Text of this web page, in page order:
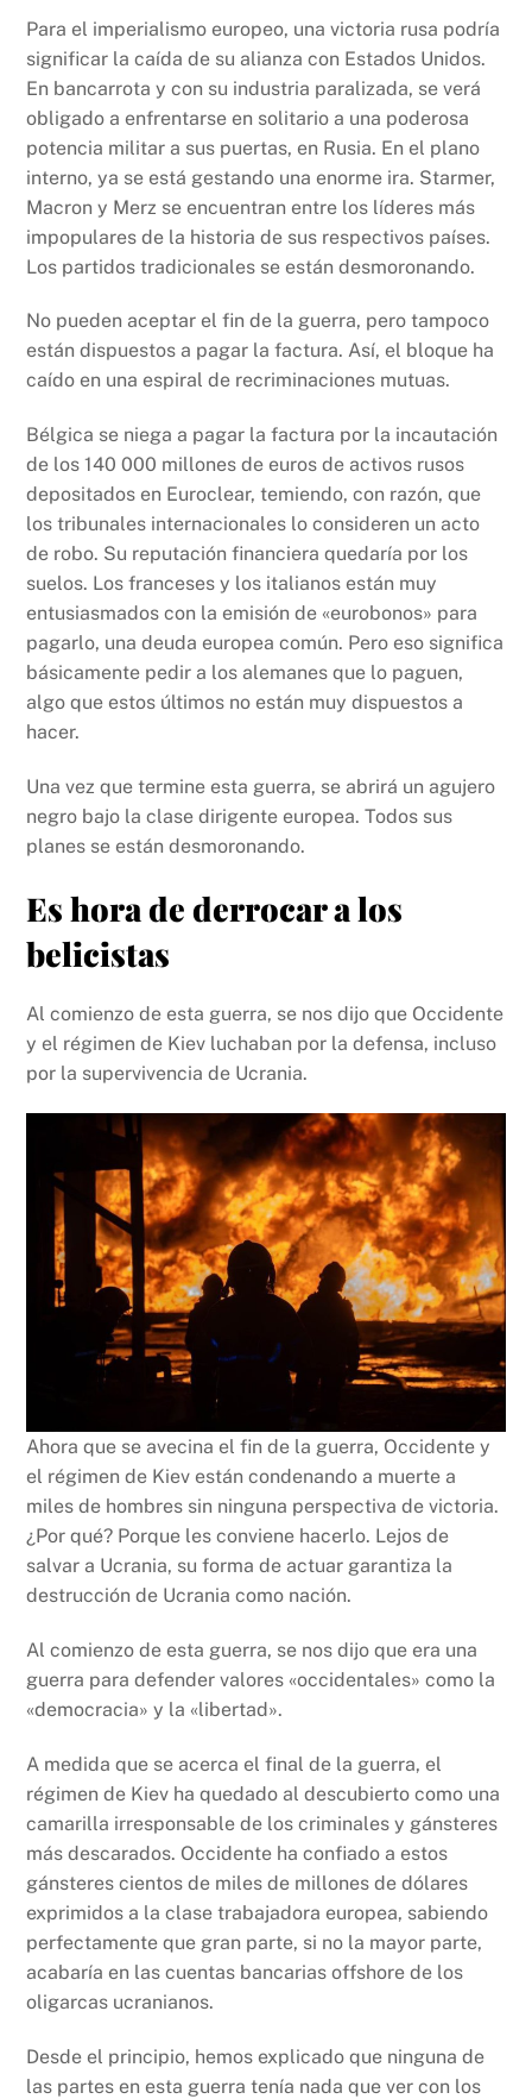
Para el imperialismo europeo, una victoria rusa podría
significar la caída de su alianza con Estados Unidos.
En bancarrota y con su industria paralizada, se verá
obligado a enfrentarse en solitario a una poderosa
potencia militar a sus puertas, en Rusia. En el plano
interno, ya se está gestando una enorme ira. Starmer,
Macron y Merz se encuentran entre los líderes más
impopulares de la historia de sus respectivos países.
Los partidos tradicionales se están desmoronando.
No pueden aceptar el fin de la guerra, pero tampoco
están dispuestos a pagar la factura. Así, el bloque ha
caído en una espiral de recriminaciones mutuas.
Bélgica se niega a pagar la factura por la incautación
de los 140 000 millones de euros de activos rusos
depositados en Euroclear, temiendo, con razón, que
los tribunales internacionales lo consideren un acto
de robo. Su reputación financiera quedaría por los
suelos. Los franceses y los italianos están muy
entusiasmados con la emisión de «eurobonos» para
pagarlo, una deuda europea común. Pero eso significa
básicamente pedir a los alemanes que lo paguen,
algo que estos últimos no están muy dispuestos a
hacer.
Una vez que termine esta guerra, se abrirá un agujero
negro bajo la clase dirigente europea. Todos sus
planes se están desmoronando.
Es hora de derrocar a los
belicistas
Al comienzo de esta guerra, se nos dijo que Occidente
y el régimen de Kiev luchaban por la defensa, incluso
por la supervivencia de Ucrania.
Ahora que se avecina el fin de la guerra, Occidente y
el régimen de Kiev están condenando a muerte a
miles de hombres sin ninguna perspectiva de victoria.
¿Por qué? Porque les conviene hacerlo. Lejos de
salvar a Ucrania, su forma de actuar garantiza la
destrucción de Ucrania como nación.
Al comienzo de esta guerra, se nos dijo que era una
guerra para defender valores «occidentales» como la
«democracia» y la «libertad».
A medida que se acerca el final de la guerra, el
régimen de Kiev ha quedado al descubierto como una
camarilla irresponsable de los criminales y gánsteres
más descarados. Occidente ha confiado a estos
gánsteres cientos de miles de millones de dólares
exprimidos a la clase trabajadora europea, sabiendo
perfectamente que gran parte, si no la mayor parte,
acabaría en las cuentas bancarias offshore de los
oligarcas ucranianos.
Desde el principio, hemos explicado que ninguna de
las partes en esta guerra tenía nada que ver con los